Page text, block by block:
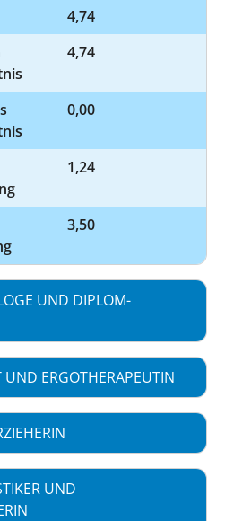
4,74
4,74
0,00
1,24
3,50
UND DIPLOM-
UND ERGOTHERAPEUTIN
UND